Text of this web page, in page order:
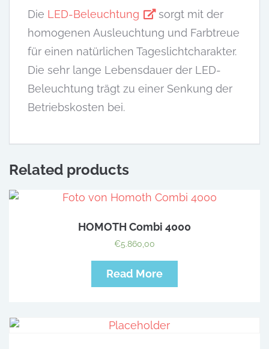
Die LED-Beleuchtung
sorgt mit der
homogenen Ausleuchtung und Farbtreue
für einen natürlichen Tageslichtcharakter.
Die sehr lange Lebensdauer der LED-
Beleuchtung trägt zu einer Senkung der
Betriebskosten bei.
Related products
HOMOTH Combi 4000
€5.860,00
Read More